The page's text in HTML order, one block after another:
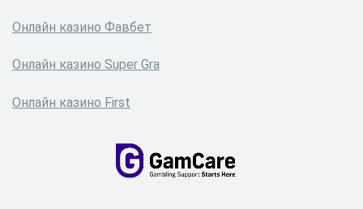
Онлайн казино Фавбет
Онлайн казино Super Gra
Онлайн казино First